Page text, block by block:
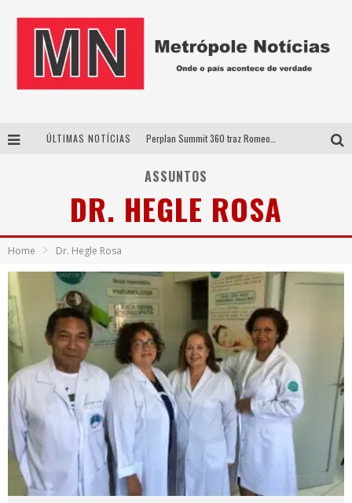
ÚLTIMAS NOTÍCIAS
Uberlândia recebe estreia nacional de espetáculo inspirado em episódio marcante da vida de Friedrich Nietzsche
Agosto Dourado: apoio, informação e acolhimento fortalecem o sucesso da amamentação
ASSUNTOS
DR. HEGLE ROSA
Home Dr. Hegle Rosa